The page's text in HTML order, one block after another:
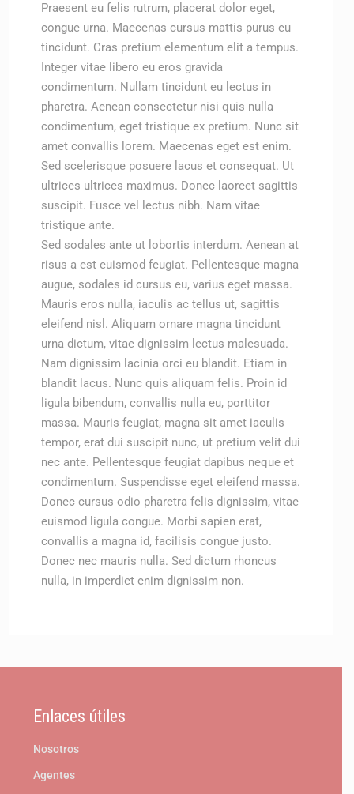
Praesent eu felis rutrum, placerat dolor eget,
congue urna. Maecenas cursus mattis purus eu
tincidunt. Cras pretium elementum elit a tempus.
Integer vitae libero eu eros gravida
condimentum. Nullam tincidunt eu lectus in
pharetra. Aenean consectetur nisi quis nulla
condimentum, eget tristique ex pretium. Nunc sit
amet convallis lorem. Maecenas eget est enim.
Sed scelerisque posuere lacus et consequat. Ut
ultrices ultrices maximus. Donec laoreet sagittis
suscipit. Fusce vel lectus nibh. Nam vitae
tristique ante.
Sed sodales ante ut lobortis interdum. Aenean at
risus a est euismod feugiat. Pellentesque magna
augue, sodales id cursus eu, varius eget massa.
Mauris eros nulla, iaculis ac tellus ut, sagittis
eleifend nisl. Aliquam ornare magna tincidunt
urna dictum, vitae dignissim lectus malesuada.
Nam dignissim lacinia orci eu blandit. Etiam in
blandit lacus. Nunc quis aliquam felis. Proin id
ligula bibendum, convallis nulla eu, porttitor
massa. Mauris feugiat, magna sit amet iaculis
tempor, erat dui suscipit nunc, ut pretium velit dui
nec ante. Pellentesque feugiat dapibus neque et
condimentum. Suspendisse eget eleifend massa.
Donec cursus odio pharetra felis dignissim, vitae
euismod ligula congue. Morbi sapien erat,
convallis a magna id, facilisis congue justo.
Donec nec mauris nulla. Sed dictum rhoncus
nulla, in imperdiet enim dignissim non.
Enlaces útiles
Nosotros
Agentes